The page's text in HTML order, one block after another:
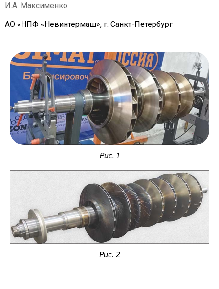
И.А. Максименко
АО «НПФ «Невинтермаш», г. Санкт-Петербург
Рис. 1
Рис. 2